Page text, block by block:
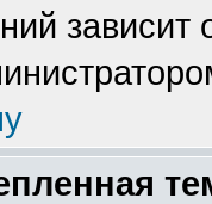
зависит